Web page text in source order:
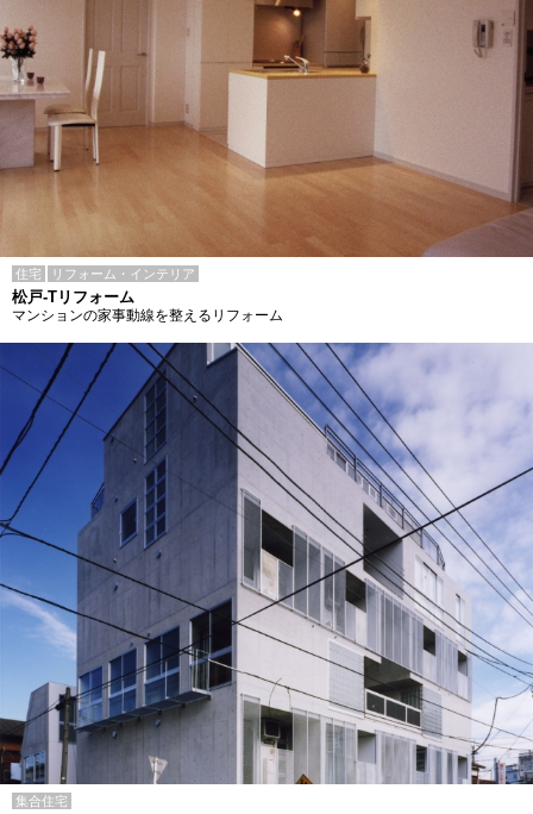
住宅 リフォーム・インテリア
松戸-Tリフォーム
マンションの家事動線を整えるリフォーム
集合住宅